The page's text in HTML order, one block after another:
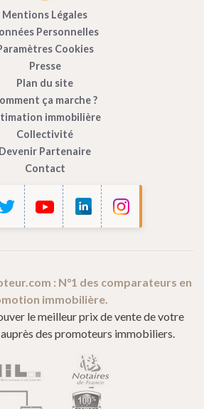
Mentions Légales
Personnelles
Cookies
Presse
Plan du site
ça marche ?
immobilière
Collectivité
Devenir Partenaire
Contact
: N°1 des comparateurs en
immobilière.
le meilleur prix de vente de votre
des promoteurs immobiliers.